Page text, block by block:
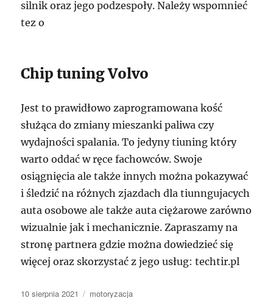
silnik oraz jego podzespoły. Należy wspomnieć
tez o
Chip tuning Volvo
Jest to prawidłowo zaprogramowana kość
służąca do zmiany mieszanki paliwa czy
wydajności spalania. To jedyny tiuning który
warto oddać w ręce fachowców. Swoje
osiągnięcia ale także innych można pokazywać
i śledzić na różnych zjazdach dla tiunngujacych
auta osobowe ale także auta ciężarowe zarówno
wizualnie jak i mechanicznie. Zapraszamy na
stronę partnera gdzie można dowiedzieć się
więcej oraz skorzystać z jego usług: techtir.pl
Data
10 sierpnia 2021 Kategorie
motoryzacja